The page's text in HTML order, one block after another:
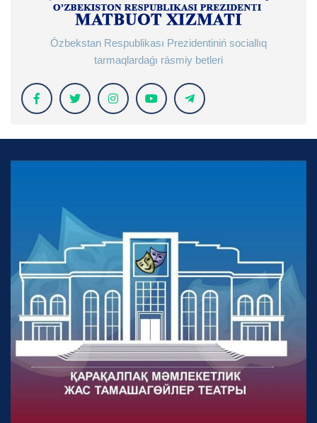
Ózbekstan Respublikası Prezidentiniń sociallıq
tarmaqlardaǵı rásmiy betleri